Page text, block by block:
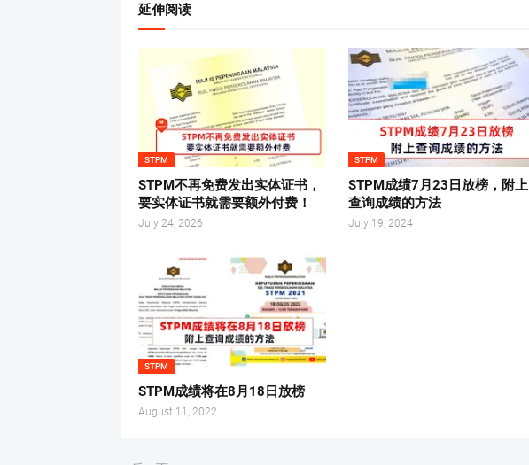
延伸阅读
STPM
STPM不再免费发出实体证书，
要实体证书就需要额外付费！
July 24, 2026
STPM
STPM成绩7月23日放榜，附上
查询成绩的方法
July 19, 2024
STPM
STPM成绩将在8月18日放榜
August 11, 2022